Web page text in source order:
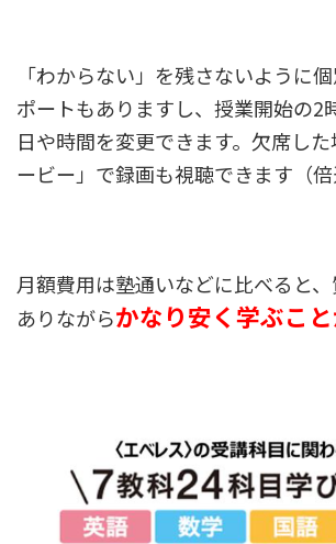
「わからない」を残さないように
ポートもありますし、授業開始の2
日や時間を変更できます。欠席し
ービー」で録画も視聴できます（倍
月額費用は塾通いなどに比べると
ありながらかなり安く学ぶこと